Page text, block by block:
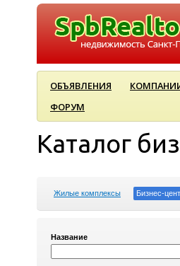
ОБЪЯВЛЕНИЯ
ФОРУМ
Каталог
Жилые комплексы Бизнес-
Название